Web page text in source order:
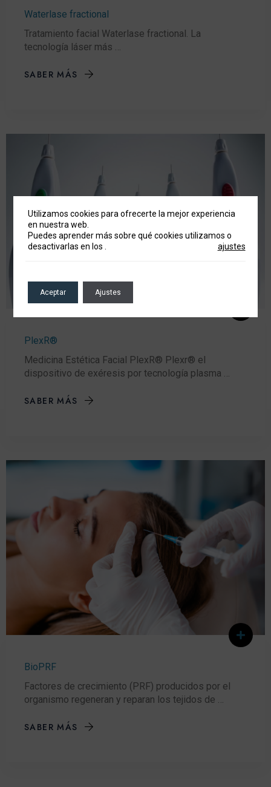
Waterlase fractional
Tratamiento facial Waterlase fractional. La
tecnología láser más …
SABER MÁS
PlexR®
Medicina Estética Facial PlexR® Plexr® el
dispositivo de exéresis por tecnología plasma …
SABER MÁS
BioPRF
Factores de crecimiento (PRF) producidos por el
organismo regeneran y reparan los tejidos de …
SABER MÁS
Utilizamos cookies para ofrecerte la mejor experiencia
en nuestra web.
Puedes aprender más sobre qué cookies utilizamos o
desactivarlas en los
ajustes
Aceptar Ajustes